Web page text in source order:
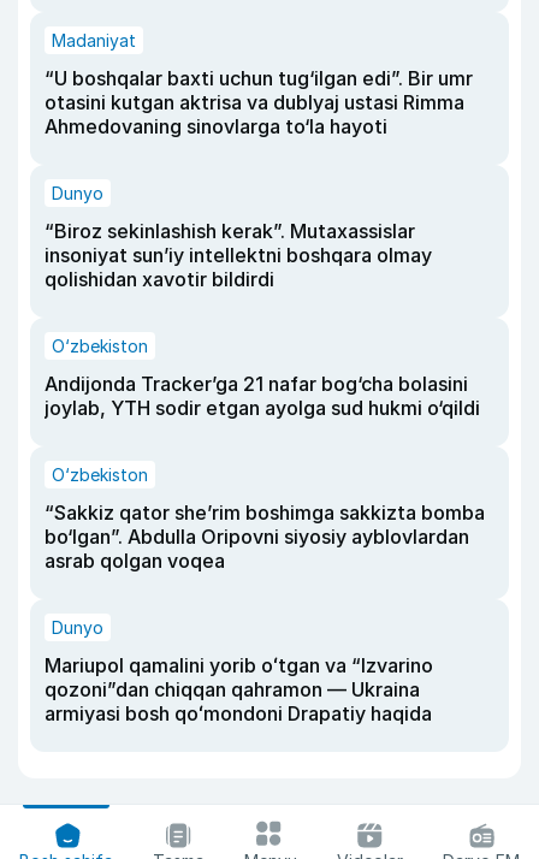
Madaniyat
“U boshqalar baxti uchun tug‘ilgan edi”. Bir umr
otasini kutgan aktrisa va dublyaj ustasi Rimma
Ahmedovaning sinovlarga to‘la hayoti
Dunyo
“Biroz sekinlashish kerak”. Mutaxassislar
insoniyat sun’iy intellektni boshqara olmay
qolishidan xavotir bildirdi
O‘zbekiston
Andijonda Tracker’ga 21 nafar bog‘cha bolasini
joylab, YTH sodir etgan ayolga sud hukmi o‘qildi
O‘zbekiston
“Sakkiz qator she’rim boshimga sakkizta bomba
bo‘lgan”. Abdulla Oripovni siyosiy ayblovlardan
asrab qolgan voqea
Dunyo
Mariupol qamalini yorib oʻtgan va “Izvarino
qozoni”dan chiqqan qahramon — Ukraina
armiyasi bosh qoʻmondoni Drapatiy haqida